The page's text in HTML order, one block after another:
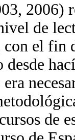
2006)
de
con el
de